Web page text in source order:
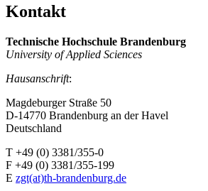
Kontakt
Technische Hochschule Brandenburg
University of Applied Sciences
Hausanschrift:
Magdeburger Straße 50
D-14770 Brandenburg an der Havel
Deutschland
T +49 (0) 3381/355-0
F +49 (0) 3381/355-199
E zgt(at)th-brandenburg.de